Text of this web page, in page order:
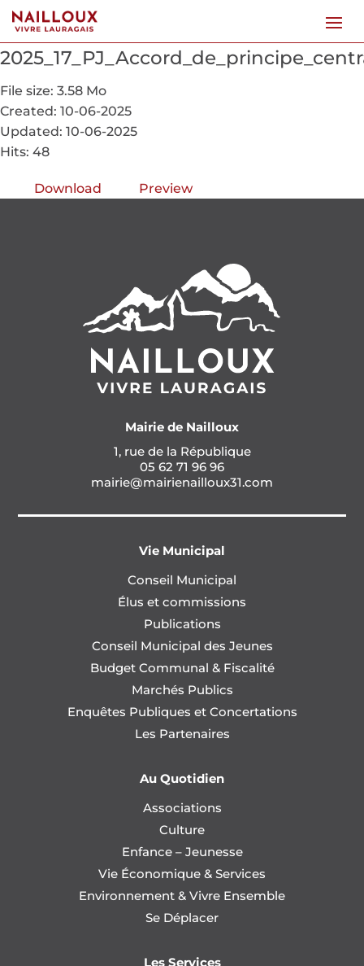
File size: 3.58 Mo
Created: 10-06-2025
Updated: 10-06-2025
Hits: 48
Download Preview
Mairie de Nailloux
1, rue de la République
05 62 71 96 96
mairie@mairienailloux31.com
Vie Municipal
Conseil Municipal
Élus et commissions
Publications
Conseil Municipal des Jeunes
Budget Communal & Fiscalité
Marchés Publics
Enquêtes Publiques et Concertations
Les Partenaires
Au Quotidien
Associations
Culture
Enfance – Jeunesse
Vie Économique & Services
Environnement & Vivre Ensemble
Se Déplacer
Les Services